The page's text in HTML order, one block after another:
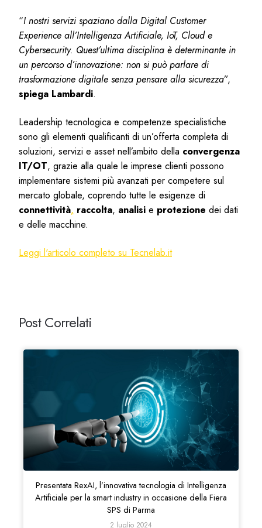
“I nostri servizi spaziano dalla Digital Customer
Experience all’Intelligenza Artificiale, IoT, Cloud e
Cybersecurity. Quest’ultima disciplina è determinante in
un percorso d’innovazione: non si può parlare di
trasformazione digitale senza pensare alla sicurezza”,
spiega Lambardi.
Leadership tecnologica e competenze specialistiche
sono gli elementi qualificanti di un’offerta completa di
soluzioni, servizi e asset nell’ambito della convergenza
IT/OT, grazie alla quale le imprese clienti possono
implementare sistemi più avanzati per competere sul
mercato globale, coprendo tutte le esigenze di
connettività, raccolta, analisi e protezione dei dati
e delle macchine.
Leggi l'articolo completo su Tecnelab.it
Post Correlati
Presentata RexAI, l’innovativa tecnologia di Intelligenza
Artificiale per la smart industry in occasione della Fiera
SPS di Parma
2 luglio 2024